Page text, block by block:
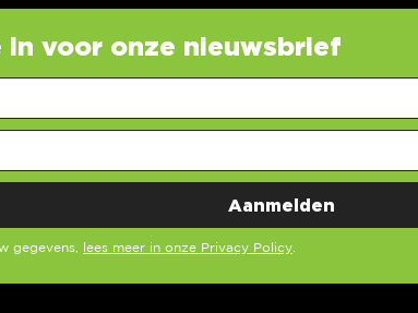
in voor onze nieuwsbrief
gegevens, lees meer in onze Privacy Policy